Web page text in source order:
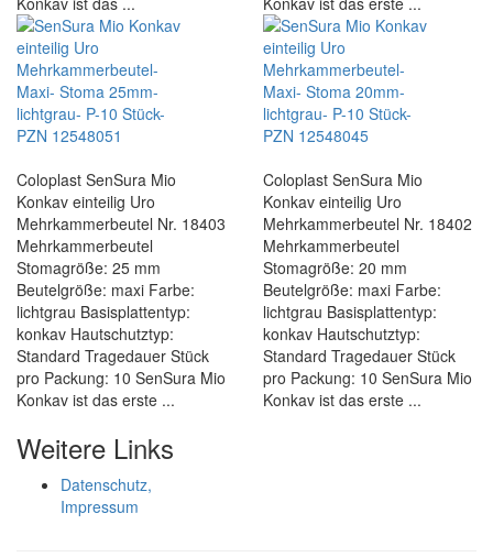
Coloplast SenSura Mio
Konkav einteilig Uro
Mehrkammerbeutel Nr. 18403
Mehrkammerbeutel
Stomagröße: 25 mm
Beutelgröße: maxi Farbe:
lichtgrau Basisplattentyp:
konkav Hautschutztyp:
Standard Tragedauer Stück
pro Packung: 10 SenSura Mio
Konkav ist das erste ...
Coloplast SenSura Mio
Konkav einteilig Uro
Mehrkammerbeutel Nr. 18402
Mehrkammerbeutel
Stomagröße: 20 mm
Beutelgröße: maxi Farbe:
lichtgrau Basisplattentyp:
konkav Hautschutztyp:
Standard Tragedauer Stück
pro Packung: 10 SenSura Mio
Konkav ist das erste ...
Weitere Links
Datenschutz,
Impressum